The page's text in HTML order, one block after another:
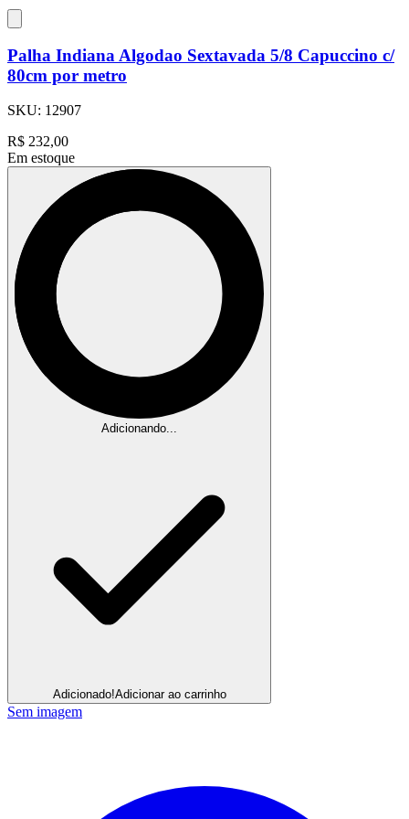
Palha Indiana Algodao Sextavada 5/8 Capuccino c/
80cm por metro
SKU: 12907
R$ 232,00
Em estoque
Adicionando...
Adicionado!Adicionar ao carrinho
Sem imagem